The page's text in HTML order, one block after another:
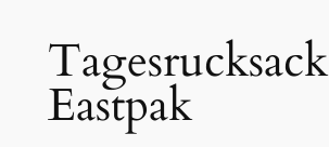
Tagesrucksack
Eastpak